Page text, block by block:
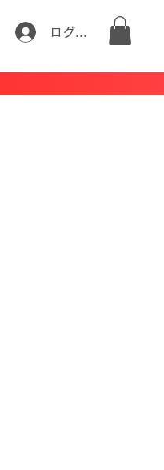
ログイン